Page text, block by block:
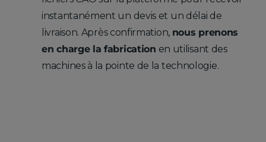
instantanément un devis et un délai de
livraison. Après confirmation, nous prenons
en charge la fabrication en utilisant des
machines à la pointe de la technologie.